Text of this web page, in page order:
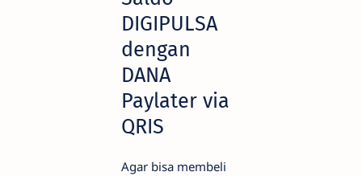
DIGIPULSA
dengan
DANA
Paylater via
QRIS
Agar bisa membeli